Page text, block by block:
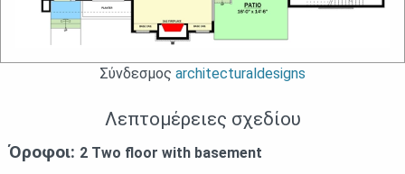
Σύνδεσμος architecturaldesigns
Λεπτομέρειες σχεδίου
Όροφοι: 2 Two floor with basement